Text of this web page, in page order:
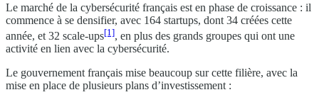
Le marché de la cybersécurité français est en phase de croissance : il
commence à se densifier, avec 164 startups, dont 34 créées cette
année, et 32 scale-ups[1], en plus des grands groupes qui ont une
activité en lien avec la cybersécurité.
Le gouvernement français mise beaucoup sur cette filière, avec la
mise en place de plusieurs plans d’investissement :